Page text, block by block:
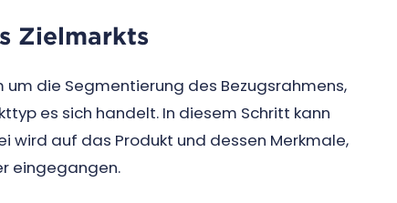
Zielmarkts
die Segmentierung des Bezugsrahmens,
es sich handelt. In diesem Schritt kann
wird auf das Produkt und dessen Merkmale,
eingegangen.